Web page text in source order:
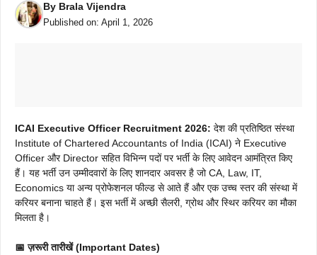
By Brala Vijendra
Published on: April 1, 2026
ICAI Executive Officer Recruitment 2026: देश की प्रतिष्ठित संस्था
Institute of Chartered Accountants of India (ICAI) ने Executive
Officer और Director सहित विभिन्न पदों पर भर्ती के लिए आवेदन आमंत्रित किए
हैं। यह भर्ती उन उम्मीदवारों के लिए शानदार अवसर है जो CA, Law, IT,
Economics या अन्य प्रोफेशनल फील्ड से आते हैं और एक उच्च स्तर की संस्था में
करियर बनाना चाहते हैं। इस भर्ती में अच्छी सैलरी, ग्रोथ और स्थिर करियर का मौका
मिलता है।
📅 ज़रूरी तारीखें (Important Dates)